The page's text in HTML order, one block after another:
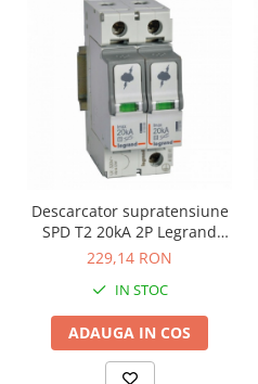
Descarcator supratensiune
SPD T2 20kA 2P Legrand
412221
229,14 RON
IN STOC
ADAUGA IN COS